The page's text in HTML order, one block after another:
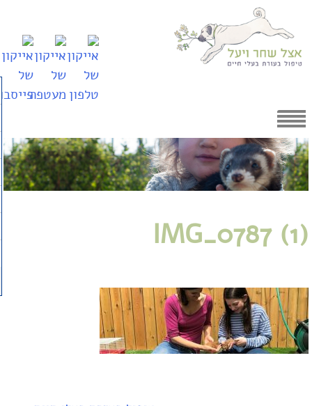
content
IMG_0787 (1)